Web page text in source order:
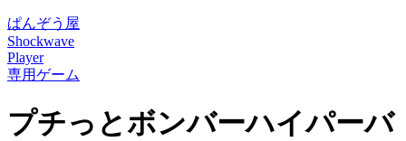
ぱんぞう屋
Shockwave
Player
専用ゲーム
プチっとボンバーハイパーバ